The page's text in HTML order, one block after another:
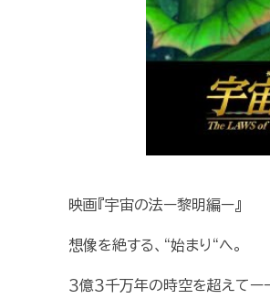
映画『宇宙の法ー黎明編ー』
想像を絶する、“始まり“へ。
３億３千万年の時空を超えてー